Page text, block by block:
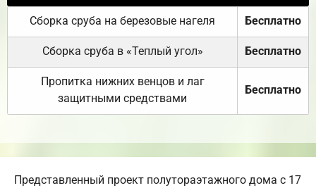
Сборка сруба на березовые нагеля Бесплатно
Сборка сруба в «Теплый угол» Бесплатно
Пропитка нижних венцов и лаг
защитными средствами
Бесплатно
Представленный проект полутораэтажного дома с 17